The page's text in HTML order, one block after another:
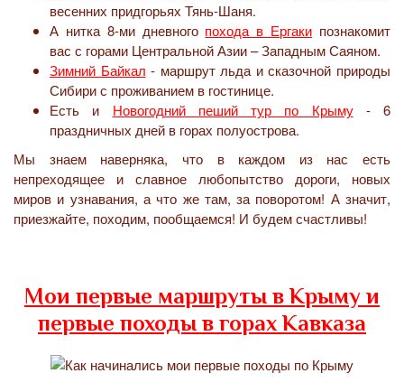
весенних придгорьях Тянь-Шаня.
А нитка 8-ми дневного похода в Ергаки познакомит
вас с горами Центральной Азии – Западным Саяном.
Зимний Байкал - маршрут льда и сказочной природы
Сибири с проживанием в гостинице.
Есть и Новогодний пеший тур по Крыму- 6
праздничных дней в горах полуострова.
Мы знаем наверняка, что в каждом из нас есть
непреходящее и славное любопытство дороги, новых
миров и узнавания, а что же там, за поворотом! А значит,
приезжайте, походим, пообщаемся! И будем счастливы!
Мои первые маршруты в Крыму и
первые походы в горах Кавказа